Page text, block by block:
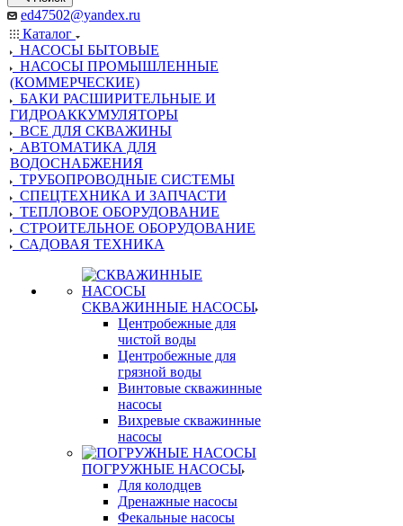
ed47502@yandex.ru
Каталог
НАСОСЫ БЫТОВЫЕ
НАСОСЫ ПРОМЫШЛЕННЫЕ
(КОММЕРЧЕСКИЕ)
БАКИ РАСШИРИТЕЛЬНЫЕ И
ГИДРОАККУМУЛЯТОРЫ
ВСЕ ДЛЯ СКВАЖИНЫ
АВТОМАТИКА ДЛЯ
ВОДОСНАБЖЕНИЯ
ТРУБОПРОВОДНЫЕ СИСТЕМЫ
СПЕЦТЕХНИКА И ЗАПЧАСТИ
ТЕПЛОВОЕ ОБОРУДОВАНИЕ
СТРОИТЕЛЬНОЕ ОБОРУДОВАНИЕ
САДОВАЯ ТЕХНИКА
СКВАЖИННЫЕ НАСОСЫ
Центробежные для
чистой воды
Центробежные для
грязной воды
Винтовые скважинные
насосы
Вихревые скважинные
насосы
ПОГРУЖНЫЕ НАСОСЫ
Для колодцев
Дренажные насосы
Фекальные насосы